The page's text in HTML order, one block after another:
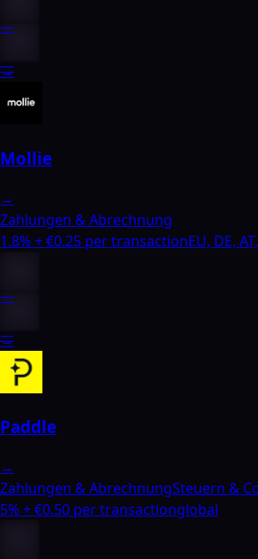
—
—
→
Mollie
→
Zahlungen & Abrechnung
1.8% + €0.25 per transactionEU, DE,
—
—
→
Paddle
→
Zahlungen & AbrechnungSteuern &
5% + €0.50 per transactionglobal